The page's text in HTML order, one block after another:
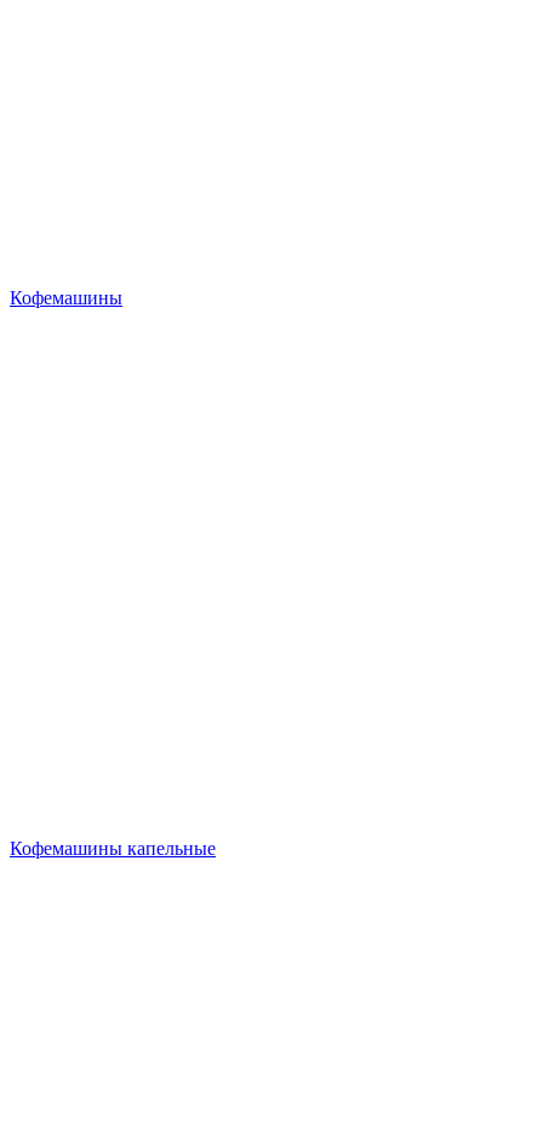
Кофемашины
Кофемашины капельные